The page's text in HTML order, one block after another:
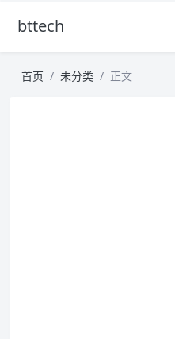
bttech
首页 未分类 正文